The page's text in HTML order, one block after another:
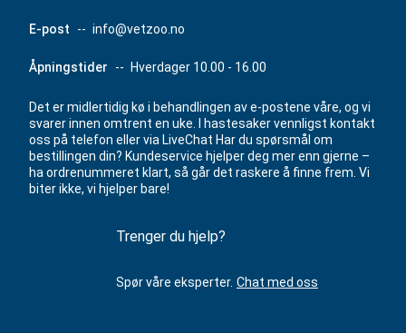
E-post -- info@vetzoo.no
Åpningstider -- Hverdager 10.00 - 16.00
Det er midlertidig kø i behandlingen av e-postene våre, og vi
svarer innen omtrent en uke. I hastesaker vennligst kontakt
oss på telefon eller via LiveChat Har du spørsmål om
bestillingen din? Kundeservice hjelper deg mer enn gjerne –
ha ordrenummeret klart, så går det raskere å finne frem. Vi
biter ikke, vi hjelper bare!
Trenger du hjelp?
Spør våre eksperter. Chat med oss